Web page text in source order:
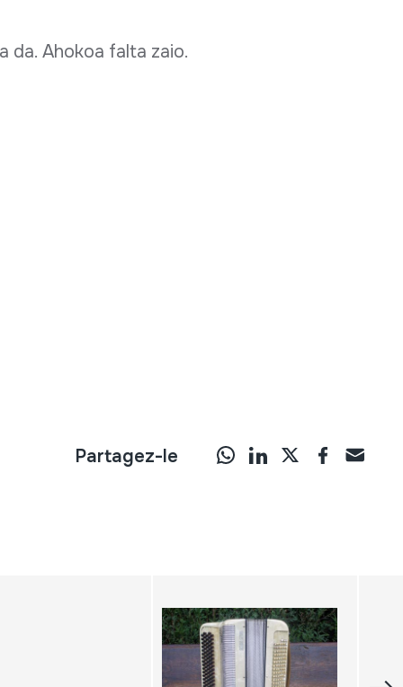
da. Ahokoa falta zaio.
Partagez-le